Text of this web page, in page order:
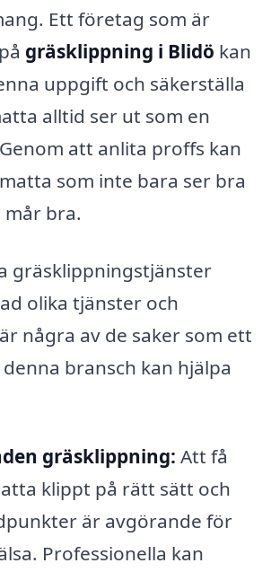
Ett företag som är
gräsklippning i Blidö kan
uppgift och säkerställa
alltid ser ut som en
att anlita proffs kan
som inte bara ser bra
bra.
gräsklippningstjänster
olika tjänster och
några av de saker som ett
bransch kan hjälpa
gräsklippning: Att få
klippt på rätt sätt och
är avgörande för
Professionella kan